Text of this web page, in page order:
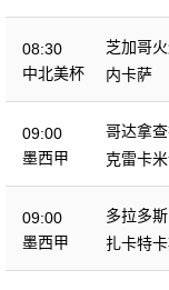
08:30
中北美杯
芝加哥
内卡萨
09:00
墨西甲
哥达拿
克雷卡
09:00
墨西甲
多拉多斯
扎卡特